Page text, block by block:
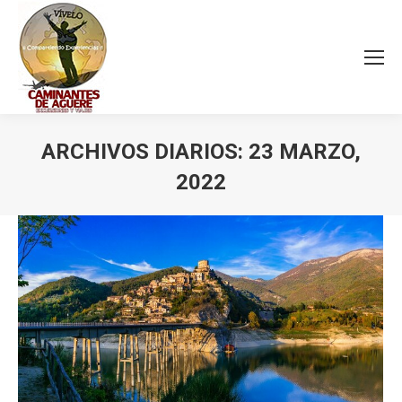
ARCHIVOS DIARIOS: 23 MARZO,
2022